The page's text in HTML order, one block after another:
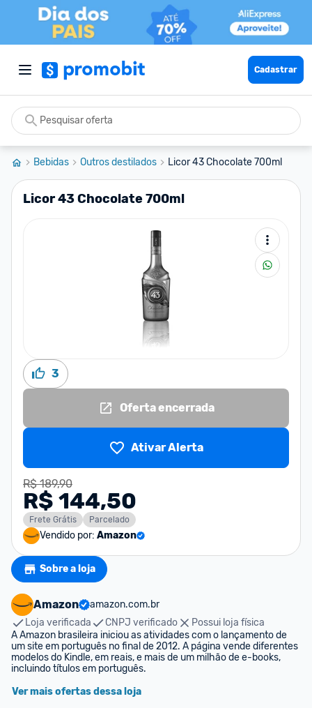
Cadastrar
Bebidas Outros destilados Licor 43 Chocolate 700ml
Licor 43 Chocolate 700ml
3
Oferta encerrada
Ativar Alerta
R$ 189,90
R$ 144,50
Frete Grátis Parcelado
Vendido por: Amazon
Sobre a loja
Amazon
amazon.com.br
Loja verificada
CNPJ verificado
Possui loja física
A Amazon brasileira iniciou as atividades com o lançamento de
um site em português no final de 2012. A página vende diferentes
modelos do Kindle, em reais, e mais de um milhão de e-books,
incluindo títulos em português.
Ver mais ofertas dessa loja